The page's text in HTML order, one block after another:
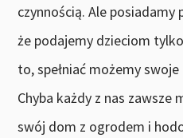
czynnością. Ale posiadamy
że podajemy dzieciom
to, spełniać możemy
Chyba każdy z nas zawsze
swój dom z ogrodem i